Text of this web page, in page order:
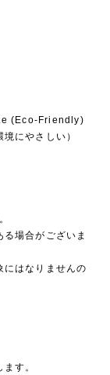
(Eco-Friendly)
にやさしい）
場合がございま
にはなりませんの
す。